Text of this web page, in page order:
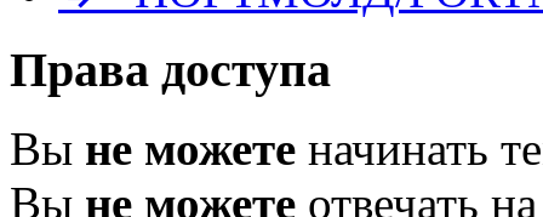
Права доступа
Вы не можете начинать
Вы не можете отвечать